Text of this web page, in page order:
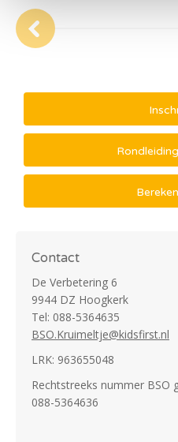
Contact
De Verbetering 6
9944 DZ Hoogkerk
Tel: 088-5364635
BSO.Kruimeltje@kidsfirst.nl
LRK: 963655048
Rechtstreeks nummer BSO
088-5364636